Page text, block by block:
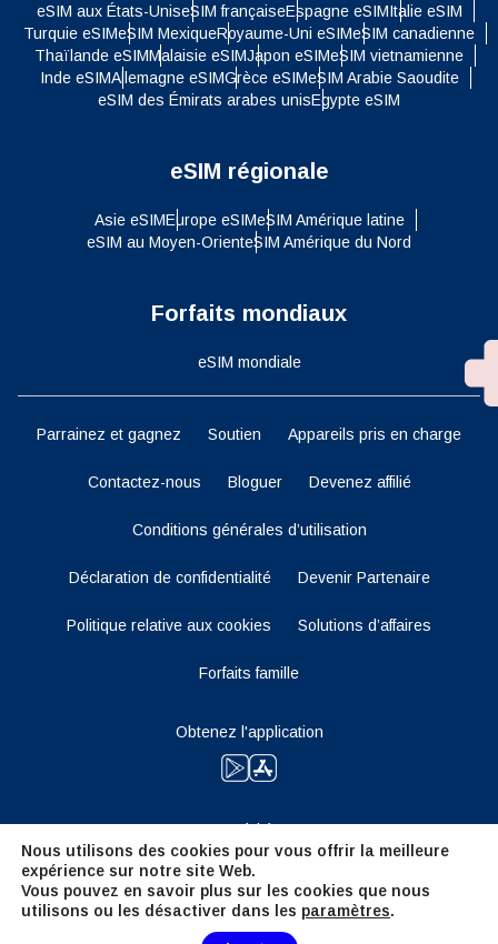
eSIM aux États-UniseSIM françaiseEspagne eSIMItalie eSIM
Turquie eSIMeSIM MexiqueRoyaume-Uni eSIMeSIM canadienne
Thaïlande eSIMMalaisie eSIMJapon eSIMeSIM vietnamienne
Inde eSIMAllemagne eSIMGrèce eSIMeSIM Arabie Saoudite
eSIM des Émirats arabes unisEgypte eSIM
eSIM régionale
Asie eSIMEurope eSIMeSIM Amérique latine
eSIM au Moyen-OrienteSIM Amérique du Nord
Forfaits mondiaux
eSIM mondiale
Parrainez et gagnez Soutien Appareils pris en charge
Contactez-nous Bloguer Devenez affilié
Conditions générales d’utilisation
Déclaration de confidentialité Devenir Partenaire
Politique relative aux cookies Solutions d’affaires
Forfaits famille
Obtenez l'application
Restez à l'écoute
Nous utilisons des cookies pour vous offrir la meilleure
expérience sur notre site Web.
Vous pouvez en savoir plus sur les cookies que nous
utilisons ou les désactiver dans les paramètres.